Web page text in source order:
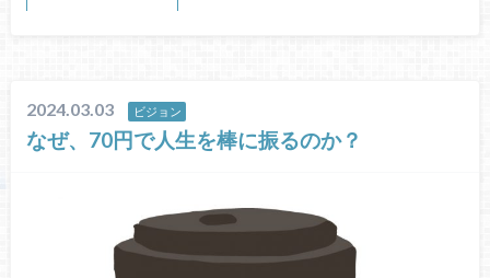
2024.03.03 ビジョン
なぜ、70円で人生を棒に振るのか？